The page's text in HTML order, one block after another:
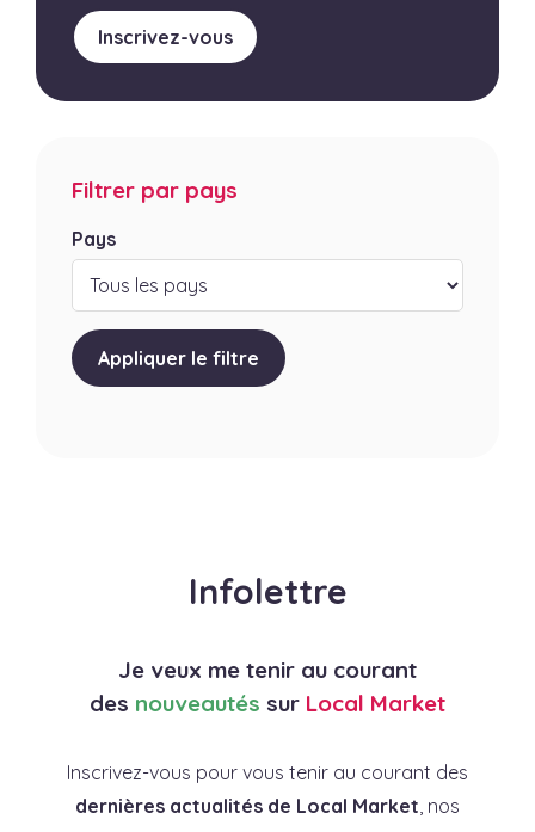
Inscrivez-vous
Filtrer par pays
Pays
Appliquer le filtre
Infolettre
Je veux me tenir au courant
des nouveautés sur Local Market
Inscrivez-vous pour vous tenir au courant des
dernières actualités de Local Market, nos